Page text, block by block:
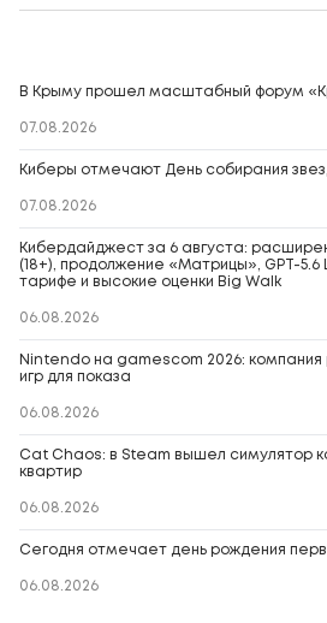
В Крыму прошел масштабный форум
07.08.2026
Киберы отмечают День собирания
07.08.2026
Кибердайджест за 6 августа:
(18+), продолжение «Матрицы», GPT-
тарифе и высокие оценки Big Walk
06.08.2026
Nintendo на gamescom 2026: компания
игр для показа
06.08.2026
Cat Chaos: в Steam вышел симулятор
квартир
06.08.2026
Сегодня отмечает день рождения
06.08.2026